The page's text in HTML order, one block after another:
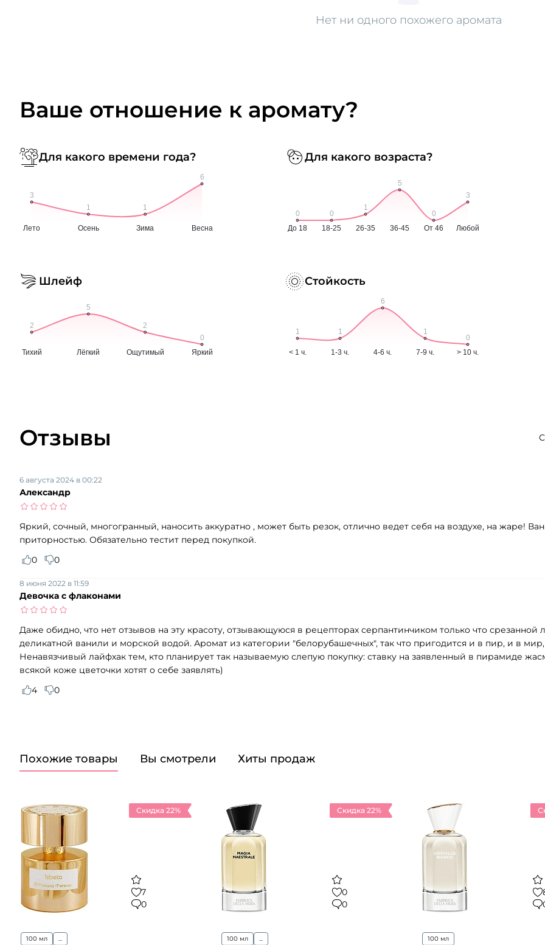
Нет ни одного похожего аромата
Ваше отношение к аромату?
Для какого времени года? Для какого возраста?
Шлейф Стойкость
Отзывы
Александр
6 августа 2024 в 00:22
Яркий, сочный, многогранный, наносить аккуратно , может быть резок, отлично ведет себя на воздухе, на жаре!
приторностью. Обязательно тестит перед покупкой.
0
0
Девочка с флаконами
8 июня 2022 в 11:59
Даже обидно, что нет отзывов на эту красоту, отзывающуюся в рецепторах серпантинчиком только что
деликатной ванили и морской водой. Аромат из категории "белорубашечных", так что пригодится и в пир, и в
Ненавязчивый лайфхак тем, кто планирует так называемую слепую покупку: ставку на заявленный в пирамиде
всякой коже цветочки хотят о себе заявлять)
4
0
Похожие товары Вы смотрели Хиты продаж
Скидка 22%
7
0
100 мл ...
Скидка 22%
0
0
100 мл ... 100 мл